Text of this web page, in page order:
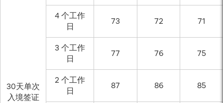
30天单次
入境签证
4 个工作
日
73 72 71
3 个工作
日
77 76 75
2 个工作
日
87 86 85